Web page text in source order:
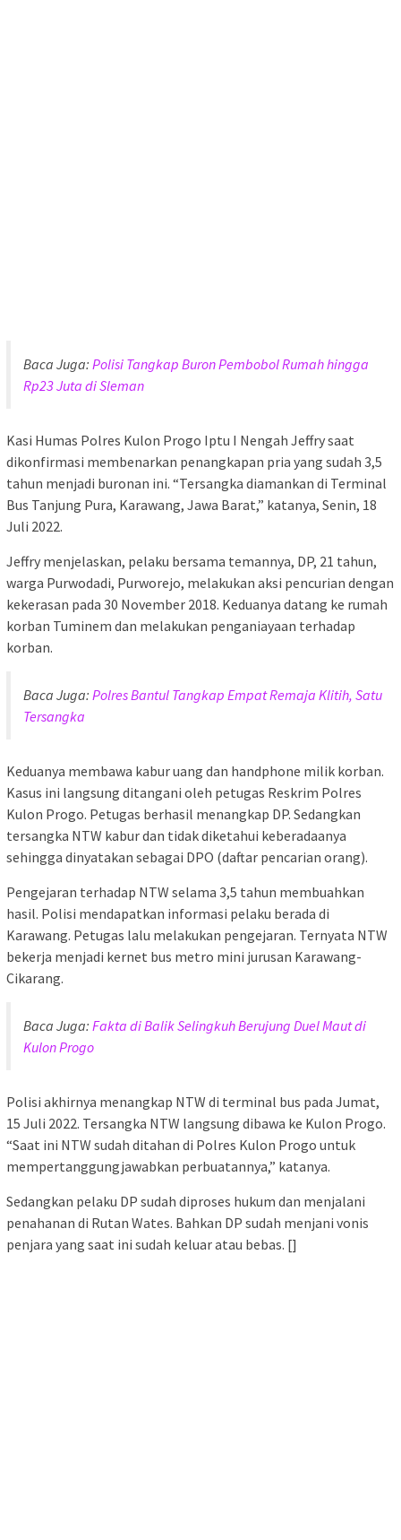
Baca Juga: Polisi Tangkap Buron Pembobol Rumah hingga
Rp23 Juta di Sleman
Kasi Humas Polres Kulon Progo Iptu I Nengah Jeffry saat
dikonfirmasi membenarkan penangkapan pria yang sudah 3,5
tahun menjadi buronan ini. “Tersangka diamankan di Terminal
Bus Tanjung Pura, Karawang, Jawa Barat,” katanya, Senin, 18
Juli 2022.
Jeffry menjelaskan, pelaku bersama temannya, DP, 21 tahun,
warga Purwodadi, Purworejo, melakukan aksi pencurian dengan
kekerasan pada 30 November 2018. Keduanya datang ke rumah
korban Tuminem dan melakukan penganiayaan terhadap
korban.
Baca Juga: Polres Bantul Tangkap Empat Remaja Klitih, Satu
Tersangka
Keduanya membawa kabur uang dan handphone milik korban.
Kasus ini langsung ditangani oleh petugas Reskrim Polres
Kulon Progo. Petugas berhasil menangkap DP. Sedangkan
tersangka NTW kabur dan tidak diketahui keberadaanya
sehingga dinyatakan sebagai DPO (daftar pencarian orang).
Pengejaran terhadap NTW selama 3,5 tahun membuahkan
hasil. Polisi mendapatkan informasi pelaku berada di
Karawang. Petugas lalu melakukan pengejaran. Ternyata NTW
bekerja menjadi kernet bus metro mini jurusan Karawang-
Cikarang.
Baca Juga: Fakta di Balik Selingkuh Berujung Duel Maut di
Kulon Progo
Polisi akhirnya menangkap NTW di terminal bus pada Jumat,
15 Juli 2022. Tersangka NTW langsung dibawa ke Kulon Progo.
“Saat ini NTW sudah ditahan di Polres Kulon Progo untuk
mempertanggungjawabkan perbuatannya,” katanya.
Sedangkan pelaku DP sudah diproses hukum dan menjalani
penahanan di Rutan Wates. Bahkan DP sudah menjani vonis
penjara yang saat ini sudah keluar atau bebas. []